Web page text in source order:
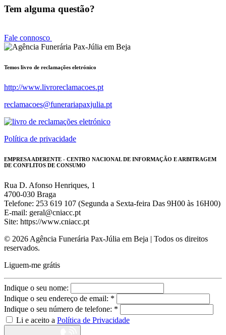
Tem alguma questão?
Fale connosco
Temos livro de reclamações eletrónico
http://www.livroreclamacoes.pt
reclamacoes@funerariapaxjulia.pt
Política de privacidade
EMPRESA ADERENTE - CENTRO NACIONAL DE INFORMAÇÃO E ARBITRAGEM
DE CONFLITOS DE CONSUMO
Rua D. Afonso Henriques, 1
4700-030 Braga
Telefone: 253 619 107 (Segunda a Sexta-feira Das 9H00 às 16H00)
E-mail: geral@cniacc.pt
Site: https://www.cniacc.pt
© 2026 Agência Funerária Pax-Júlia em Beja | Todos os direitos
reservados.
Liguem-me grátis
Indique o seu nome:
Indique o seu endereço de email: *
Indique o seu número de telefone: *
Li e aceito a Política de Privacidade